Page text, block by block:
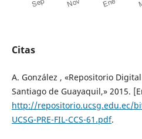
Citas
A. González , «Repositorio
Santiago de Guayaquil,» 2015.
http://repositorio.ucsg.edu.ec/
UCSG-PRE-FIL-CCS-61.pdf.